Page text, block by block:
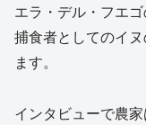
エラ・デル・フエ
捕食者としてのイ
ます。
インタビューで農